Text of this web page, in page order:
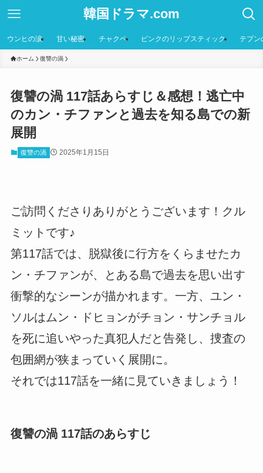
韓国ドラマ.com
ウンヒの涙 甘い秘密 チャクペ ピンクのリップスティック テプン
ホーム 復讐の渦
復讐の渦 117話あらすじ＆感想！逃亡中
のカン・チファンと過去を知る島での新
展開
復讐の渦 2025年1月15日
ご訪問くださりありがとうございます！クル
ミットです♪
第117話では、脱獄後に行方をくらませたカ
ン・チファンが、とある島で過去を思い出す
衝撃的なシーンが描かれます。一方、ユン・
ソルはムン・ドヒョンがチョン・サンチョル
を死に追いやった真犯人だと告発し、捜査の
包囲網が狭まっていく展開に。
それでは117話を一緒に見ていきましょう！
復讐の渦 117話のあらすじ